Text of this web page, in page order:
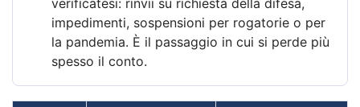
impedimenti, sospensioni per rogatorie o per
la pandemia. È il passaggio in cui si perde più
spesso il conto.